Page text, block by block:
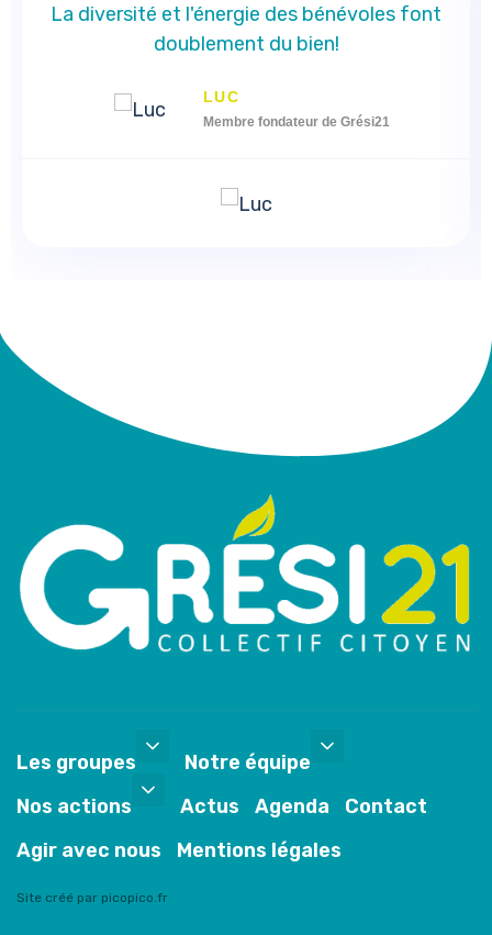
La diversité et l'énergie des bénévoles font
doublement du bien!
LUC
Membre fondateur de Grési21
Les groupes
Notre équipe
Nos actions
Actus Agenda
Contact
Agir avec nous
Mentions légales
Site créé par picopico.fr